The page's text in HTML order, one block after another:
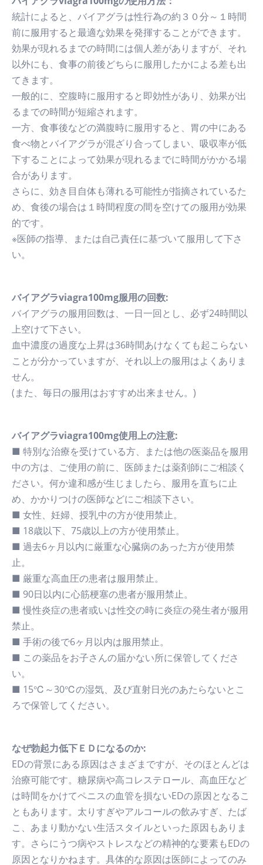
統計によると、バイアグラは性行為の約３０分～１時間
前に服用すると最適な効果を発揮することができます。
効果が現れるまでの時間には個人差がありますが、それ
以外にも、食事の前後どちらに服用したかによる差も出
てきます。
一般的に、空腹時に服用すると即効性があり、効果が出
るまでの時間が短縮されます。
一方、食事後などの満腹時に服用すると、胃の中にある
食べ物とバイアグラが混ざり合ってしまい、吸収率が低
下することによって効果が現れるまでに時間がかかる場
合があります。
さらに、効き目自体も薄れる可能性が指摘されているた
め、食後の場合は１時間程度の間を空けての服用が効果
的です。
※医師の指導、または自己責任に基づいて服用して下さ
い。
バイアグラviagra100mg服用の回数:
バイアグラの服用回数は、一日一回とし、必ず24時間以
上空けて下さい。
血中濃度の過度な上昇は36時間あけなくても起こらない
ことが分かっていますが、それ以上の服用はよくありま
せん。
(また、毎日の服用はおすすめ出来ません。)
バイアグラviagra100mg使用上の注意:
■ 特別な治療を受けている方、または他の医薬品を服用
中の方は、ご使用の前に、医師または薬剤師にご相談く
ださい。何か違和感が生じましたら、服用を直ちに止
め、かかりつけの医師などにご相談下さい。
■ 女性、妊婦、授乳中の方が使用禁止。
■ 18歳以下、75歳以上の方が使用禁止。
■ 過去6ヶ月以内に厳重な心臓病のあった方が使用禁
止。
■ 厳重な高血圧の患者は服用禁止。
■ 90日以内に心筋梗塞の患者が服用禁止。
■ 慢性炎症の患者或いは性交の時に炎症の発生者が服用
禁止。
■ 手術の後で6ヶ月以内は服用禁止。
■ この薬品をお子さんの届かない所に保管してくださ
い。
■ 15℃～30℃の湿気、及び直射日光のあたらないとこ
ろで保管してください。
なぜ勃起力低下ＥＤになるのか:
EDの背景にある原因はさまざまですが、そのほとんどは
治療可能です。糖尿病や高コレステロール、高血圧など
は時間をかけてペニスの血管を損ないEDの原因となるこ
ともあります。太りすぎやアルコールの飲みすぎ、たば
こ、あまり動かない生活スタイルといった原因もありま
す。さらにうつ病やストレスなどの精神的な要素もEDの
原因となりかねます。具体的な原因は医師によってのみ